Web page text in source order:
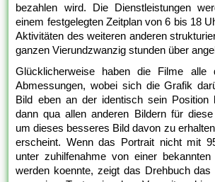
bezahlen wird. Die Dienstleistungen
einem festgelegten Zeitplan von 6 bis 18
Aktivitäten des weiteren anderen
ganzen Vierundzwanzig stunden über
Glücklicherweise haben die Filme alle
Abmessungen, wobei sich die Grafik
Bild eben an der identisch sein Position
dann qua allen anderen Bildern für
um dieses besseres Bild davon zu
erscheint. Wenn das Portrait nicht mit
unter zuhilfenahme von einer
werden koennte, zeigt das Drehbuch